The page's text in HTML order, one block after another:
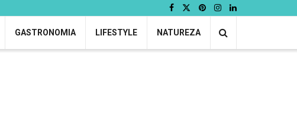
GASTRONOMIA LIFESTYLE NATUREZA